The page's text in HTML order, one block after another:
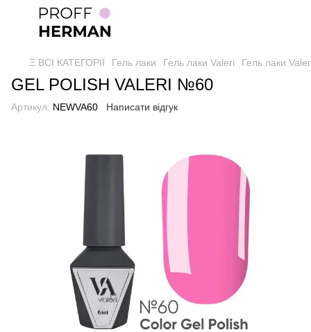
Ξ ВСІ КАТЕГОРІЇ Гель лаки Гель лаки Valeri Гель лаки
GEL POLISH VALERI №60
Артикул: NEWVA60 Написати відгук